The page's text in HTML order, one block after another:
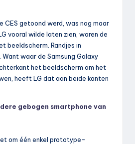
getoond werd, was nog maar
vooral wilde laten zien, waren de
beeldscherm. Randjes in
waar de Samsung Galaxy
het beeldscherm om het
heeft LG dat aan beide kanten
gebogen smartphone van
om één enkel prototype-